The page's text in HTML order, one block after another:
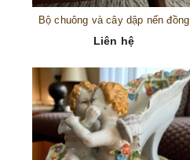
Bộ chuông và cây dập nến đồng
Liên hệ